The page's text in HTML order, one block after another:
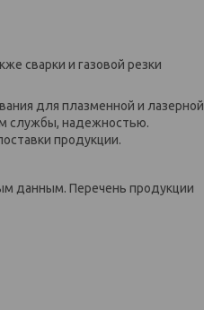
сварки и газовой резки
для плазменной и лазерной
службы, надежностью.
продукции.
данным. Перечень продукции